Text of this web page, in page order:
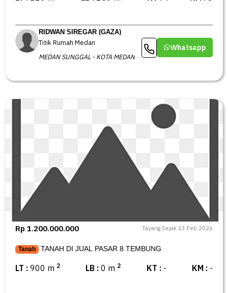
RIDWAN SIREGAR (GAZA)
Titik Rumah Medan
MEDAN SUNGGAL - KOTA MEDAN
Whatsapp
Rp 1.200.000.000 Tayang Sejak 13 Feb 2026
Tanah TANAH DI JUAL PASAR 8 TEMBUNG
LT : 900 m 2 LB :0 m 2 KT : - KM : -